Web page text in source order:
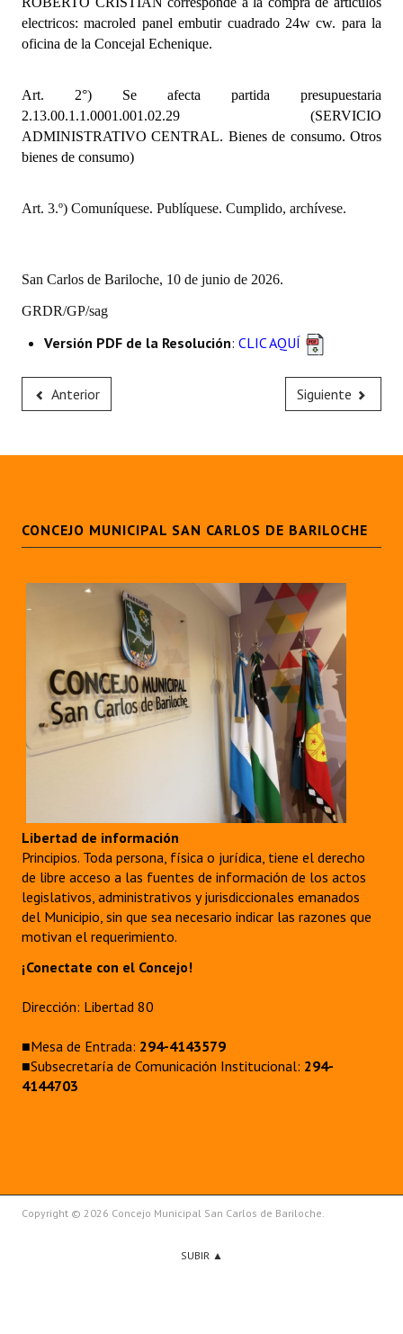
Noticias Destacadas
Datos Históricos
Mujeres que Dejaron Huellas - Registro
Antiguos Pobladores - Registro
electricos: macroled panel embutir cuadrado 24w cw. para la
oficina de la Concejal Echenique.
Art. 2°) Se afecta partida presupuestaria
2.13.00.1.1.0001.001.02.29 (SERVICIO
ADMINISTRATIVO CENTRAL. Bienes de consumo. Otros
bienes de consumo)
Art. 3.º) Comuníquese. Publíquese. Cumplido, archívese.
San Carlos de Bariloche, 10 de junio de 2026.
GRDR/GP/sag
Versión PDF de la Resolución: CLIC AQUÍ
Anterior Siguiente
CONCEJO MUNICIPAL SAN CARLOS DE BARILOCHE
Libertad de información
Principios. Toda persona, física o jurídica, tiene el derecho
de libre acceso a las fuentes de información de los actos
legislativos, administrativos y jurisdiccionales emanados
del Municipio, sin que sea necesario indicar las razones que
motivan el requerimiento.
¡Conectate con el Concejo!
Dirección: Libertad 80
■Mesa de Entrada: 294-4143579
■Subsecretaría de Comunicación Institucional: 294-
4144703
Copyright © 2026 Concejo Municipal San Carlos de Bariloche.
SUBIR ▲